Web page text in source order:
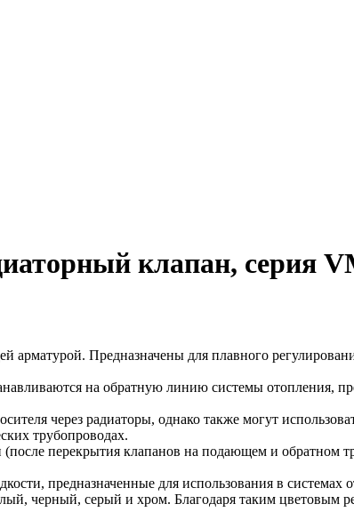
клапан, серия
Предназначены для плавного
на обратную линию системы отопления,
через радиаторы, однако также могут
трубопроводах.
перекрытия клапанов на подающем и обратном
предназначенные для использования в системах
черный, серый и хром. Благодаря таким цветовым